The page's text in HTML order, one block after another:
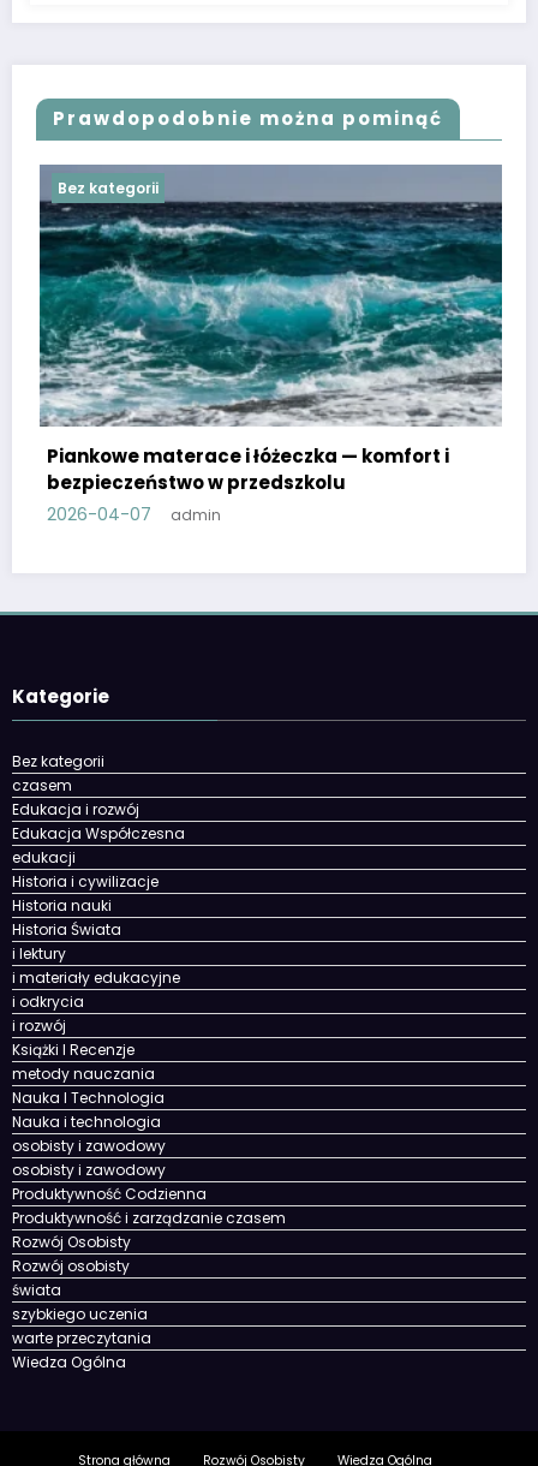
Prawdopodobnie można pominąć
i
materiały plastyczne
Kategorie
Bez kategorii
czasem
Edukacja i rozwój
Edukacja Współczesna
edukacji
Historia i cywilizacje
Historia nauki
Historia Świata
i lektury
i materiały edukacyjne
i odkrycia
i rozwój
Książki I Recenzje
metody nauczania
Nauka I Technologia
Nauka i technologia
osobisty i zawodowy
osobisty i zawodowy
Produktywność Codzienna
Produktywność i zarządzanie czasem
Rozwój Osobisty
Rozwój osobisty